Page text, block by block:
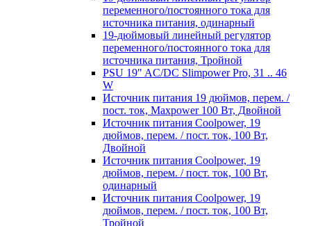
переменного/постоянного тока для
источника питания, одинарный
19-дюймовый линейный регулятор
переменного/постоянного тока для
источника питания, Тройной
PSU 19" AC/DC Slimpower Pro, 31 .. 46
W
Источник питания 19 дюймов, перем. /
пост. ток, Maxpower 100 Вт, Двойной
Источник питания Coolpower, 19
дюймов, перем. / пост. ток, 100 Вт,
Двойной
Источник питания Coolpower, 19
дюймов, перем. / пост. ток, 100 Вт,
одинарный
Источник питания Coolpower, 19
дюймов, перем. / пост. ток, 100 Вт,
Тройной